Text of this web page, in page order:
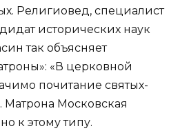
Религиовед, специалист
исторических наук
так объясняет
«В церковной
почитание святых-
Московская
к этому типу.